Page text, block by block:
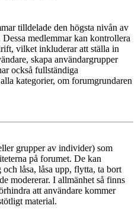
tilldelade den högsta nivån av
medlemmar kan kontrollera
vilket inkluderar att ställa in
skapa användargrupper
också fullständiga
kategorier, om forumgrundaren
grupper av individer) som
på forumet. De kan
låsa, låsa upp, flytta, ta bort
modererar. I allmänhet så finns
att användare kommer
material.